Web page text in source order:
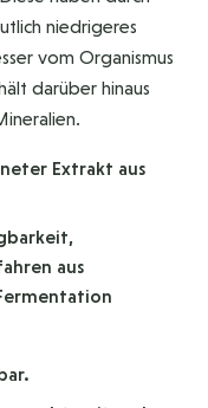
niedrigeres
vom Organismus
darüber hinaus
Extrakt aus
aus